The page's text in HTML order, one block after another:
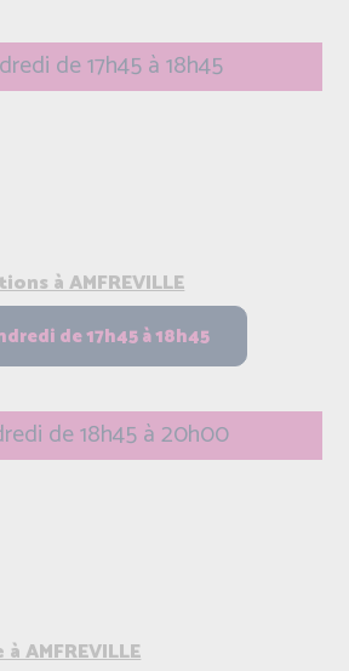
de 17h45 à 18h45
à AMFREVILLE
de 18h45 à 20h00
AMFREVILLE